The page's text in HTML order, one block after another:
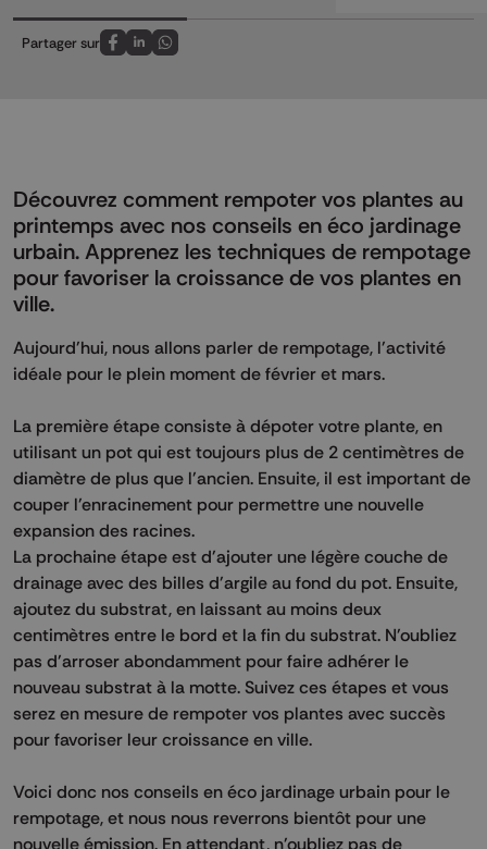
Partager sur
Partagez sur FaceBook
Partagez sur LinkedIn
Partagez sur Whatsapp
Découvrez comment rempoter vos plantes au
printemps avec nos conseils en éco jardinage
urbain. Apprenez les techniques de rempotage
pour favoriser la croissance de vos plantes en
ville.
Aujourd'hui, nous allons parler de rempotage, l'activité
idéale pour le plein moment de février et mars.
La première étape consiste à dépoter votre plante, en
utilisant un pot qui est toujours plus de 2 centimètres de
diamètre de plus que l'ancien. Ensuite, il est important de
couper l'enracinement pour permettre une nouvelle
expansion des racines.
La prochaine étape est d'ajouter une légère couche de
drainage avec des billes d'argile au fond du pot. Ensuite,
ajoutez du substrat, en laissant au moins deux
centimètres entre le bord et la fin du substrat. N'oubliez
pas d'arroser abondamment pour faire adhérer le
nouveau substrat à la motte. Suivez ces étapes et vous
serez en mesure de rempoter vos plantes avec succès
pour favoriser leur croissance en ville.
Voici donc nos conseils en éco jardinage urbain pour le
rempotage, et nous nous reverrons bientôt pour une
nouvelle émission. En attendant, n'oubliez pas de